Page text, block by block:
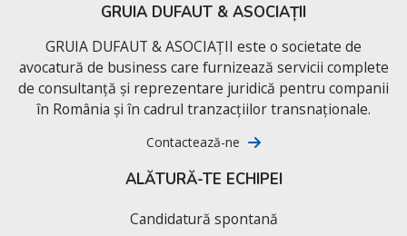
GRUIA DUFAUT & ASOCIAȚII
GRUIA DUFAUT & ASOCIAȚII este o societate de
avocatură de business care furnizează servicii complete
de consultanță și reprezentare juridică pentru companii
în România și în cadrul tranzacțiilor transnaționale.
Contactează-ne
ALĂTURĂ-TE ECHIPEI
Candidatură spontană